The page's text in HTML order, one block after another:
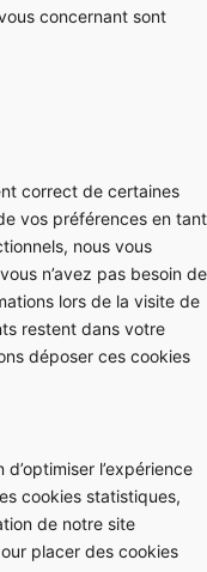
concernant sont
correct de certaines
vos préférences en tant
nous vous
n’avez pas besoin de
lors de la visite de
restent dans votre
déposer ces cookies
l’expérience
cookies statistiques,
de notre site
placer des cookies